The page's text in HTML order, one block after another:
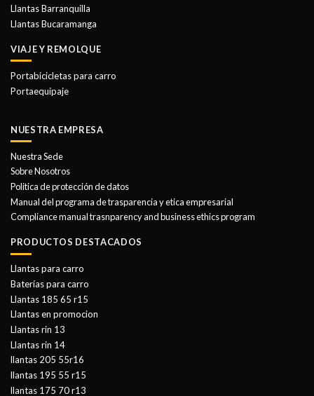
Llantas Barranquilla
Llantas Bucaramanga
VIAJE Y REMOLQUE
Portabicicletas para carro
Portaequipaje
NUESTRA EMPRESA
Nuestra Sede
Sobre Nosotros
Politica de protección de datos
Manual del programa de trasparencia y etica empresarial
Compliance manual trasnparency and business ethics program
PRODUCTOS DESTACADOS
Llantas para carro
Baterías para carro
Llantas 185 65 r15
Llantas en promocion
Llantas rin 13
Llantas rin 14
llantas 205 55r16
llantas 195 55 r15
llantas 175 70 r13